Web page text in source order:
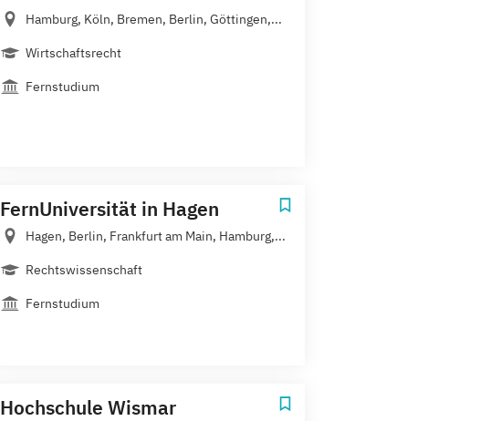
Hamburg, Köln, Bremen, Berlin, Göttingen,...
Wirtschaftsrecht
Fernstudium
FernUniversität in Hagen
Hagen, Berlin, Frankfurt am Main, Hamburg,...
Rechtswissenschaft
Fernstudium
Hochschule Wismar